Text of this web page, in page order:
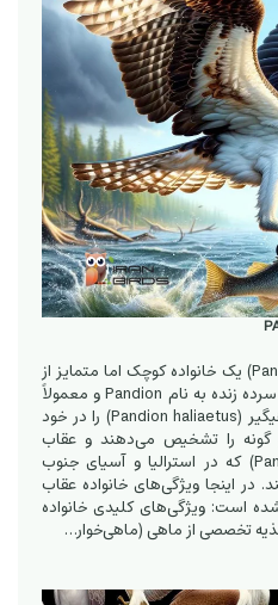
خانواده عقاب ماهیگیر (Pandionidae) یک خانواده کوچک اما متمایز از
پرندگان شکاری است که تنها یک سرده زنده به نام Pandion و معمولاً
یک گونه شناخته شده، عقاب ماهیگیر (Pandion haliaetus) را در خود
گونه را تشخیص می‌دهند و عقاب
ماهیگیر شرقی (Pandion cristatus) که در استرالیا و آسیای جنوب
اینجا ویژگی‌های خانواده عقاب
است: ویژگی‌های کلیدی خانواده